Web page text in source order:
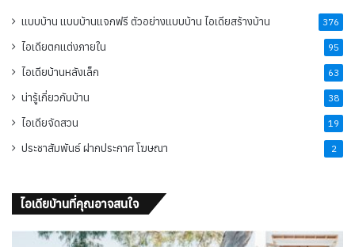
แบบบ้าน แบบบ้านแจกฟรี ตัวอย่างแบบบ้าน ไอเดียสร้างบ้าน 376
ไอเดียตกแต่งภายใน 95
ไอเดียบ้านหลังเล็ก 63
น่ารู้เกี่ยวกับบ้าน 38
ไอเดียจัดสวน 19
ประชาสัมพันธ์ ฝากประกาศ โฆษณา 2
ไอเดียบ้านที่คุณอาจสนใจ